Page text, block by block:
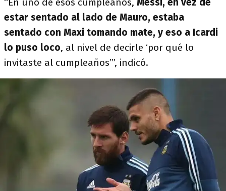
estar sentado al lado de Mauro, estaba
sentado con Maxi tomando mate, y eso a Icardi
lo puso loco, al nivel de decirle ‘por qué lo
invitaste al cumpleaños’”, indicó.